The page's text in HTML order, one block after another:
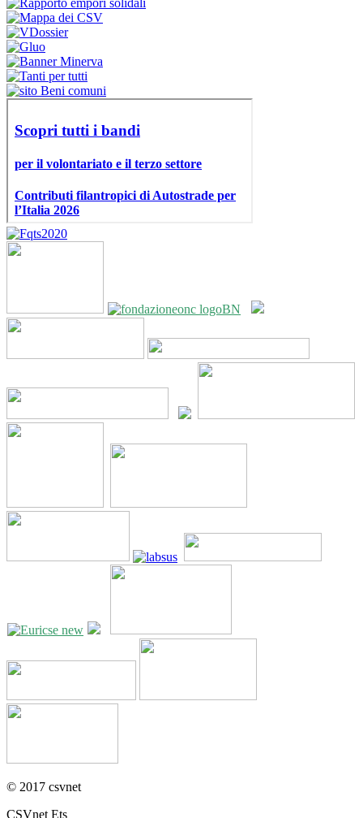
© 2017 csvnet
CSVnet Ets